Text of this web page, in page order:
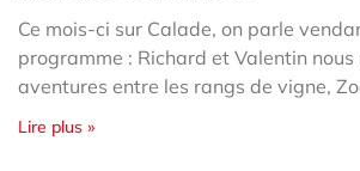
Ce mois-ci sur Calade, on parle
programme : Richard et Valentin
aventures entre les rangs de vigne,
Lire plus »